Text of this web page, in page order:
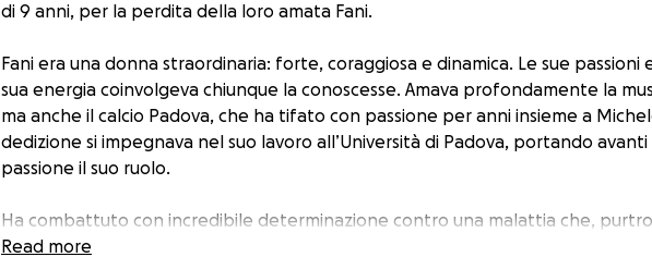
di 9 anni, per la perdita della loro amata Fani.
Fani era una donna straordinaria: forte, coraggiosa e dinamica. Le sue passioni
sua energia coinvolgeva chiunque la conoscesse. Amava profondamente la
ma anche il calcio Padova, che ha tifato con passione per anni insieme a
dedizione si impegnava nel suo lavoro all’Università di Padova, portando
passione il suo ruolo.
Ha combattuto con incredibile determinazione contro una malattia che,
grande di lei.
Read more